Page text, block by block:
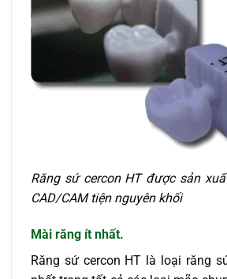
Răng sứ cercon HT được sản
CAD/CAM tiện nguyên khối
Mài răng ít nhất.
Răng sứ cercon HT là loại răng